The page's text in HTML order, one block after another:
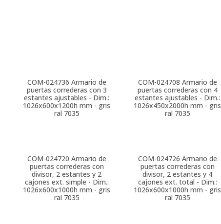
COM-024736 Armario de
puertas correderas con 3
estantes ajustables - Dim.:
1026x600x1200h mm - gris
ral 7035
COM-024708 Armario de
puertas correderas con 4
estantes ajustables - Dim.:
1026x450x2000h mm - gris
ral 7035
COM-024720 Armario de
puertas correderas con
divisor, 2 estantes y 2
cajones ext. simple - Dim.:
1026x600x1000h mm - gris
ral 7035
COM-024726 Armario de
puertas correderas con
divisor, 2 estantes y 4
cajones ext. total - Dim.:
1026x600x1000h mm - gris
ral 7035